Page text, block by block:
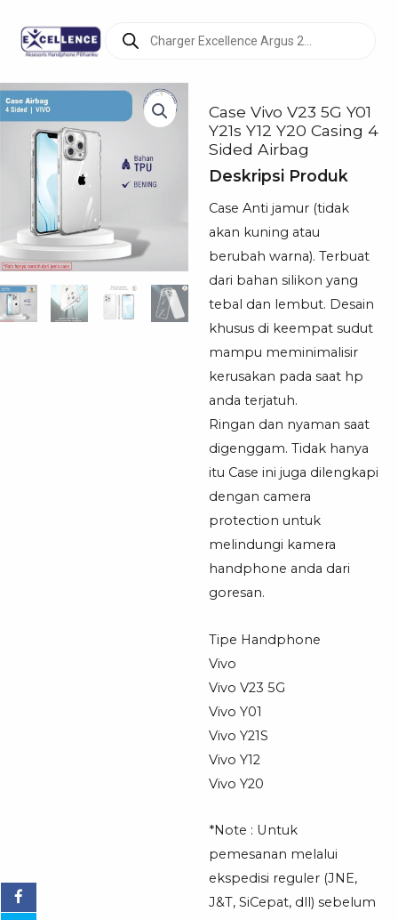
search
Case Vivo V23 5G Y01
Y21s Y12 Y20 Casing 4
Sided Airbag
Deskripsi Produk
Case Anti jamur (tidak
akan kuning atau
berubah warna). Terbuat
dari bahan silikon yang
tebal dan lembut. Desain
khusus di keempat sudut
mampu meminimalisir
kerusakan pada saat hp
anda terjatuh.
Ringan dan nyaman saat
digenggam. Tidak hanya
itu Case ini juga dilengkapi
dengan camera
protection untuk
melindungi kamera
handphone anda dari
goresan.
Tipe Handphone
Vivo
Vivo V23 5G
Vivo Y01
Vivo Y21S
Vivo Y12
Vivo Y20
*Note : Untuk
pemesanan melalui
ekspedisi reguler (JNE,
J&T, SiCepat, dll) sebelum